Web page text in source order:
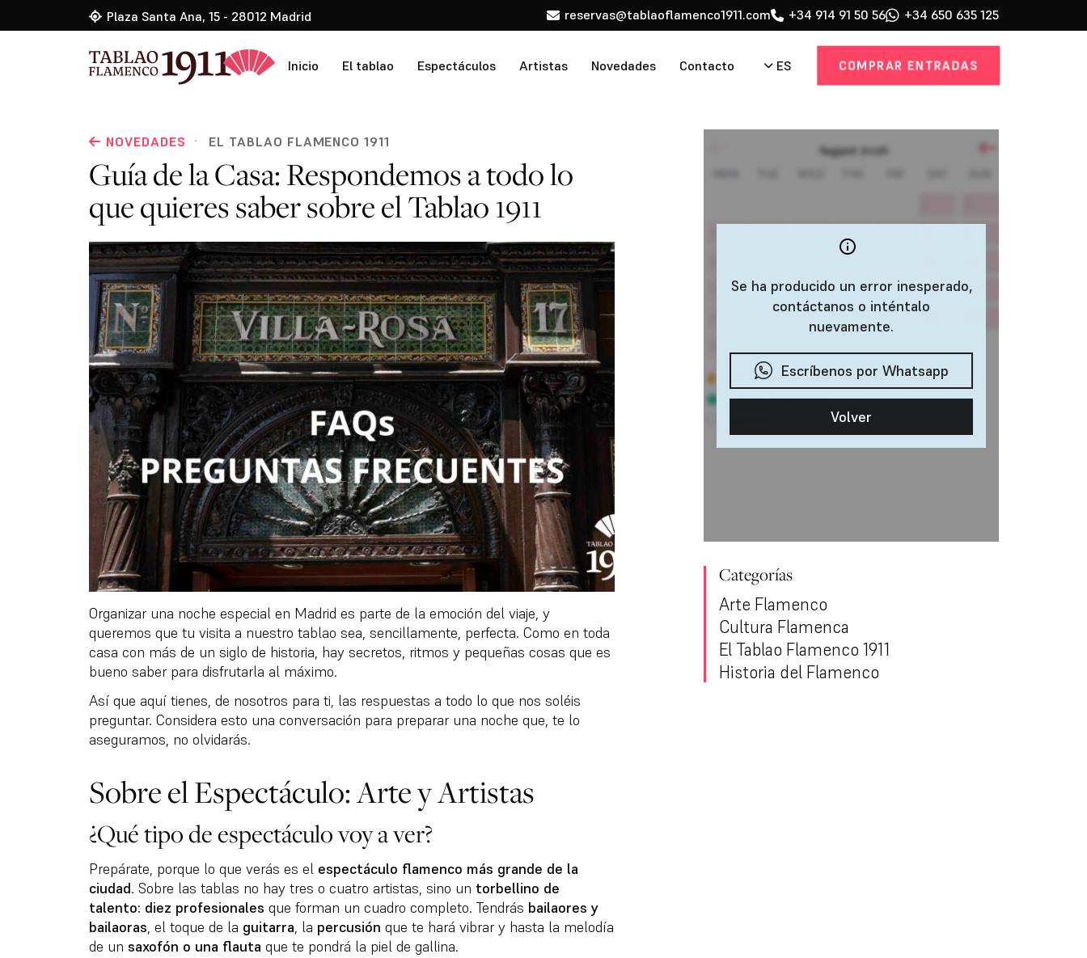
Plaza Santa Ana, 15 - 28012 Madrid reservas@tablaoflamenco1911.com +34 914 91 50 56 +34 650 635 125
Inicio El tablao Espectáculos Artistas Novedades Contacto ES COMPRAR ENTRADAS
NOVEDADES · EL TABLAO FLAMENCO 1911
Guía de la Casa: Respondemos a todo lo
que quieres saber sobre el Tablao 1911
Organizar una noche especial en Madrid es parte de la emoción del viaje, y
queremos que tu visita a nuestro tablao sea, sencillamente, perfecta. Como en toda
casa con más de un siglo de historia, hay secretos, ritmos y pequeñas cosas que es
bueno saber para disfrutarla al máximo.
Así que aquí tienes, de nosotros para ti, las respuestas a todo lo que nos soléis
preguntar. Considera esto una conversación para preparar una noche que, te lo
aseguramos, no olvidarás.
Sobre el Espectáculo: Arte y Artistas
¿Qué tipo de espectáculo voy a ver?
Prepárate, porque lo que verás es el espectáculo flamenco más grande de la
ciudad. Sobre las tablas no hay tres o cuatro artistas, sino un torbellino de
talento: diez profesionales que forman un cuadro completo. Tendrás bailaores y
bailaoras, el toque de la guitarra, la percusión que te hará vibrar y hasta la melodía
de un saxofón o una flauta que te pondrá la piel de gallina.
Categorías
Arte Flamenco
Cultura Flamenca
El Tablao Flamenco 1911
Historia del Flamenco